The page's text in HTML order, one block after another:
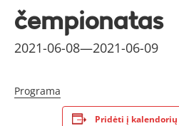
čempionatas
2021-06-08—2021-06-09
Programa
Pridėti į kalendorių